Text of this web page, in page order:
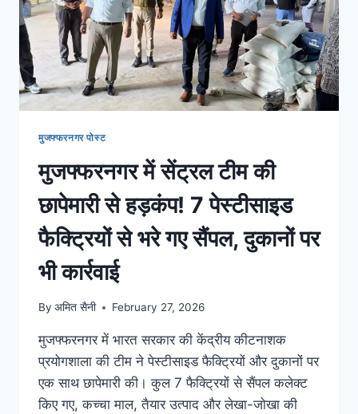
मुजफ्फरनगर पोस्ट
मुजफ्फरनगर में सेंट्रल टीम की
छापेमारी से हड़कंप! 7 पेस्टीसाइड
फैक्ट्रियों से भरे गए सैंपल, दुकानों पर
भी कार्रवाई
By अमित सैनी February 27, 2026
मुजफ्फरनगर में भारत सरकार की केंद्रीय कीटनाशक
प्रयोगशाला की टीम ने पेस्टीसाइड फैक्ट्रियों और दुकानों पर
एक साथ छापेमारी की। कुल 7 फैक्ट्रियों से सैंपल कलेक्ट
किए गए, कच्चा माल, तैयार उत्पाद और लेखा-जोखा की